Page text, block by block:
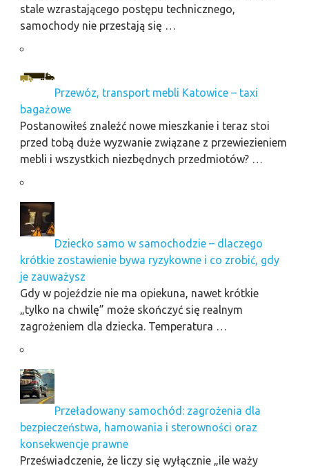
stale wzrastającego postępu technicznego,
samochody nie przestają się …
Przewóz, transport mebli Katowice – taxi
bagażowe
Postanowiłeś znaleźć nowe mieszkanie i teraz stoi
przed tobą duże wyzwanie związane z przewiezieniem
mebli i wszystkich niezbędnych przedmiotów? …
Dziecko samo w samochodzie – dlaczego
krótkie zostawienie bywa ryzykowne i co zrobić, gdy
je zauważysz
Gdy w pojeździe nie ma opiekuna, nawet krótkie
„tylko na chwilę” może skończyć się realnym
zagrożeniem dla dziecka. Temperatura …
Przeładowany samochód: zagrożenia dla
bezpieczeństwa, hamowania i sterowności oraz
konsekwencje prawne
Przeświadczenie, że liczy się wyłącznie „ile waży